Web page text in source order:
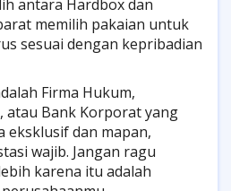
antara Hardbox dan
memilih pakaian untuk
sesuai dengan kepribadian
Firma Hukum,
atau Bank Korporat yang
eksklusif dan mapan,
wajib. Jangan ragu
karena itu adalah